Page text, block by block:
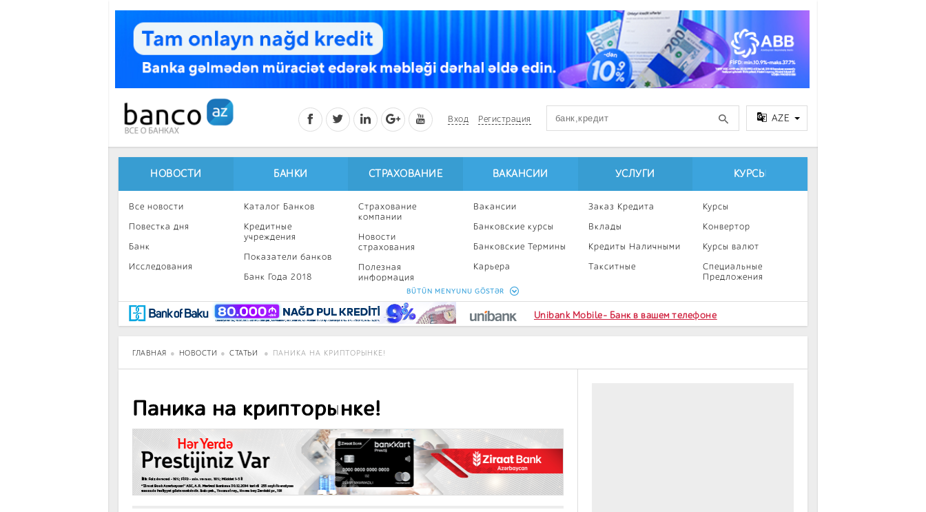
Вход Регистрация AZE
НОВОСТИ
Все новости
Повестка дня
Банк
Исследования
Инвестиции
BancoTV
БАНКИ
Каталог Банков
Кредитные
учреждения
Показатели банков
Банк Года 2018
СТРАХОВАНИЕ
Страхование
компании
Новости
страхования
Полезная
информация
калькулятор
ВАКАНСИИ
Вакансии
Банковские курсы
Банковские Термины
Карьера
Профессиональное
развитие
УСЛУГИ
Заказ Кредита
Вклады
Кредиты Наличными
Такситные
КУРСЫ
Курсы
Конвертор
Курсы валют
Специальные
Предложения
BÜTÜN MENYUNU GÖSTƏR
Unibank Mobile- Банк в вашем телефоне
ГЛАВНАЯ НОВОСТИ СТАТЬИ ПАНИКА НА КРИПТОРЫНКЕ!
Паника на крипторынке!